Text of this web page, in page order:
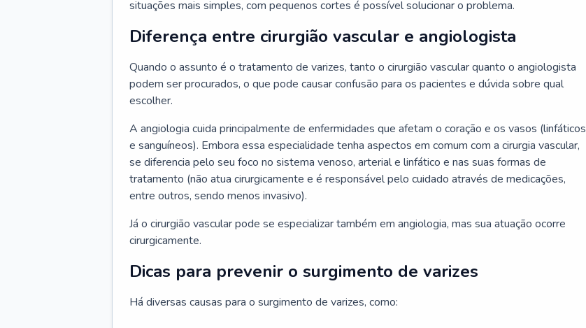
situações mais simples, com pequenos cortes é possível solucionar o problema.
Diferença entre cirurgião vascular e angiologista
Quando o assunto é o tratamento de varizes, tanto o cirurgião vascular quanto o angiologista
podem ser procurados, o que pode causar confusão para os pacientes e dúvida sobre qual
escolher.
A angiologia cuida principalmente de enfermidades que afetam o coração e os vasos (linfáticos
e sanguíneos). Embora essa especialidade tenha aspectos em comum com a cirurgia vascular,
se diferencia pelo seu foco no sistema venoso, arterial e linfático e nas suas formas de
tratamento (não atua cirurgicamente e é responsável pelo cuidado através de medicações,
entre outros, sendo menos invasivo).
Já o cirurgião vascular pode se especializar também em angiologia, mas sua atuação ocorre
cirurgicamente.
Dicas para prevenir o surgimento de varizes
Há diversas causas para o surgimento de varizes, como: